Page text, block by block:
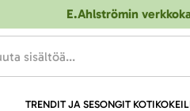
E.Ahlströmin
TRENDIT JA SESONGIT